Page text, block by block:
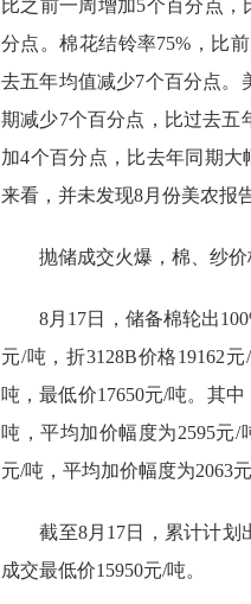
比之前一周增加5个百分点
分点。棉花结铃率75%，比
去五年均值减少7个百分点。
期减少7个百分点，比过去五
加4个百分点，比去年同期
来看，并未发现8月份美农报
抛储成交火爆，棉、纱价
8月17日，储备棉轮出
元/吨，折3128B价格19162
吨，最低价17650元/吨。其
吨，平均加价幅度为2595元/
元/吨，平均加价幅度为2063元
截至8月17日，累计计划出
成交最低价15950元/吨。